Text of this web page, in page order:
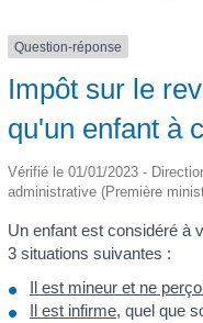
Question-réponse
Impôt sur le
qu'un enfant à
Vérifié le 01/01/2023 -
administrative (Première
Un enfant est considéré à
3 situations suivantes :
Il est mineur et ne
Il est infirme, quel que